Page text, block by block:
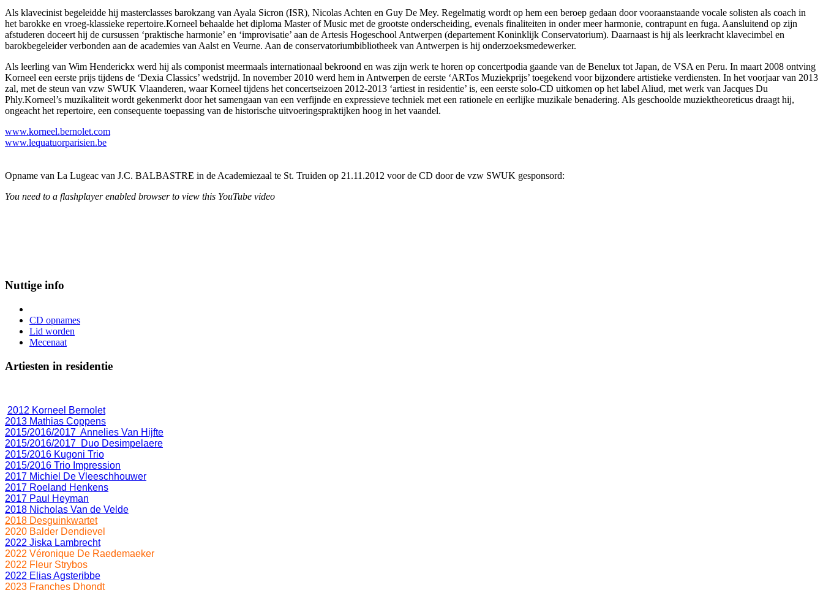
Als klavecinist begeleidde hij masterclasses barokzang van Ayala Sicron (ISR), Nicolas Achten en Guy De Mey. Regelmatig wordt op hem een beroep gedaan door vooraanstaande vocale solisten als coach in
het barokke en vroeg-klassieke repertoire.Korneel behaalde het diploma Master of Music met de grootste onderscheiding, evenals finaliteiten in onder meer harmonie, contrapunt en fuga. Aansluitend op zijn
afstuderen doceert hij de cursussen ‘praktische harmonie’ en ‘improvisatie’ aan de Artesis Hogeschool Antwerpen (departement Koninklijk Conservatorium). Daarnaast is hij als leerkracht klavecimbel en
barokbegeleider verbonden aan de academies van Aalst en Veurne. Aan de conservatoriumbibliotheek van Antwerpen is hij onderzoeksmedewerker.
Als leerling van Wim Henderickx werd hij als componist meermaals internationaal bekroond en was zijn werk te horen op concertpodia gaande van de Benelux tot Japan, de VSA en Peru. In maart 2008 ontving
Korneel een eerste prijs tijdens de ‘Dexia Classics’ wedstrijd. In november 2010 werd hem in Antwerpen de eerste ‘ARTos Muziekprijs’ toegekend voor bijzondere artistieke verdiensten. In het voorjaar van 2013
zal, met de steun van vzw SWUK Vlaanderen, waar Korneel tijdens het concertseizoen 2012-2013 ‘artiest in residentie’ is, een eerste solo-CD uitkomen op het label Aliud, met werk van Jacques Du
Phly.Korneel’s muzikaliteit wordt gekenmerkt door het samengaan van een verfijnde en expressieve techniek met een rationele en eerlijke muzikale benadering. Als geschoolde muziektheoreticus draagt hij,
ongeacht het repertoire, een consequente toepassing van de historische uitvoeringspraktijken hoog in het vaandel.
www.korneel.bernolet.com
www.lequatuorparisien.be
Opname van La Lugeac van J.C. BALBASTRE in de Academiezaal te St. Truiden op 21.11.2012 voor de CD door de vzw SWUK gesponsord:
You need to a flashplayer enabled browser to view this YouTube video
Nuttige info
CD opnames
Lid worden
Mecenaat
Artiesten in residentie
2012 Korneel Bernolet
2013 Mathias Coppens
2015/2016/2017 Annelies Van Hijfte
2015/2016/2017 Duo Desimpelaere
2015/2016 Kugoni Trio
2015/2016 Trio Impression
2017 Michiel De Vleeschhouwer
2017 Roeland Henkens
2017 Paul Heyman
2018 Nicholas Van de Velde
2018 Desguinkwartet
2020 Balder Dendievel
2022 Jiska Lambrecht
2022 Véronique De Raedemaeker
2022 Fleur Strybos
2022 Elias Agsteribbe
2023 Franches Dhondt